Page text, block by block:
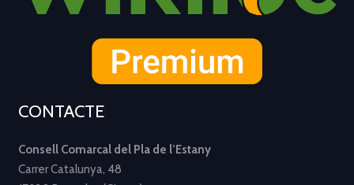
CONTACTE
Consell Comarcal del Pla de l’Estany
Carrer Catalunya, 48